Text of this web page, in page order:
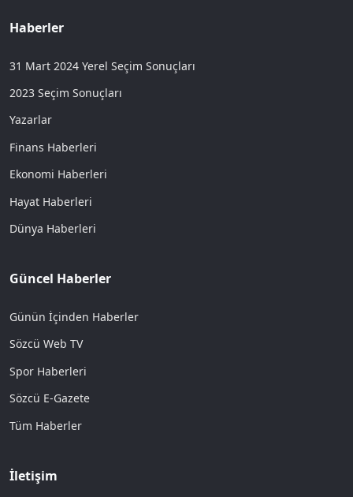
Haberler
31 Mart 2024 Yerel Seçim Sonuçları
2023 Seçim Sonuçları
Yazarlar
Finans Haberleri
Ekonomi Haberleri
Hayat Haberleri
Dünya Haberleri
Güncel Haberler
Günün İçinden Haberler
Sözcü Web TV
Spor Haberleri
Sözcü E-Gazete
Tüm Haberler
İletişim